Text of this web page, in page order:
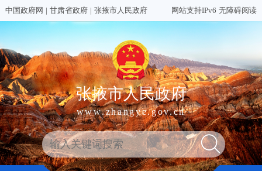
中国政府网 | 甘肃省政府 | 张掖市人民政府 网站支持IPv6 无障碍阅读
张掖市人民政府
www.zhangye.gov.cn